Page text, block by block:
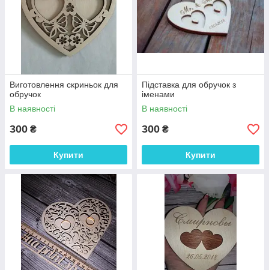
Кожного дня Новинки наших товарів можна побачити в
інстаграмhttps://www.instagram.com/podarynku_ukraine/
Виготовлення скриньок для
обручок
В наявності
300 ₴
Купити
Підставка для обручок з
іменами
В наявності
300 ₴
Купити